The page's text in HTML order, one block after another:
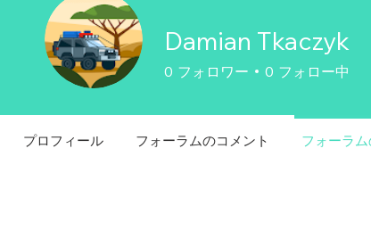
Damian Tkaczyk
0 フォロワー 0 フォロー中
プロフィール フォーラムのコメント フォーラ